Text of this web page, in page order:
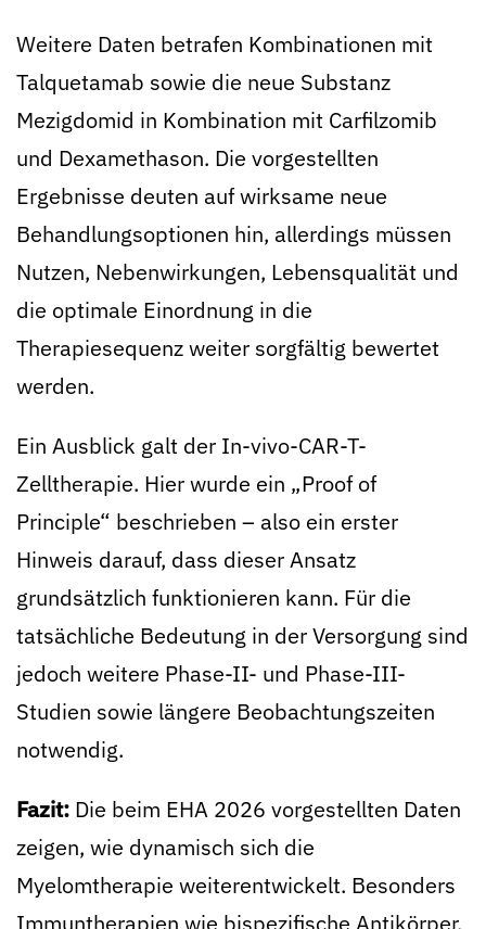
Weitere Daten betrafen Kombinationen mit
Talquetamab sowie die neue Substanz
Mezigdomid in Kombination mit Carfilzomib
und Dexamethason. Die vorgestellten
Ergebnisse deuten auf wirksame neue
Behandlungsoptionen hin, allerdings müssen
Nutzen, Nebenwirkungen, Lebensqualität und
die optimale Einordnung in die
Therapiesequenz weiter sorgfältig bewertet
werden.
Ein Ausblick galt der In-vivo-CAR-T-
Zelltherapie. Hier wurde ein „Proof of
Principle“ beschrieben – also ein erster
Hinweis darauf, dass dieser Ansatz
grundsätzlich funktionieren kann. Für die
tatsächliche Bedeutung in der Versorgung sind
jedoch weitere Phase-II- und Phase-III-
Studien sowie längere Beobachtungszeiten
notwendig.
Fazit: Die beim EHA 2026 vorgestellten Daten
zeigen, wie dynamisch sich die
Myelomtherapie weiterentwickelt. Besonders
Immuntherapien wie bispezifische Antikörper,